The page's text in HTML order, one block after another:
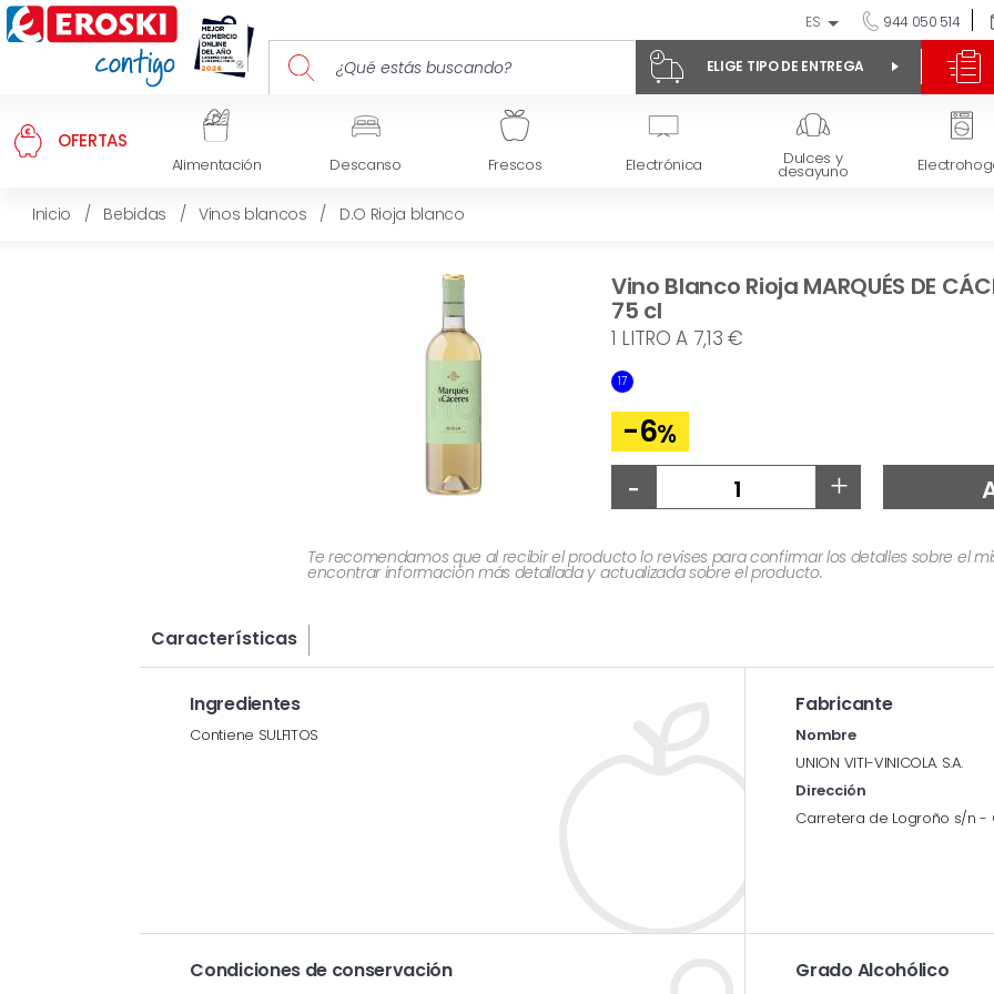
ES 944 050 514
ELIGE TIPO DE ENTREGA
OFERTAS
Alimentación Descanso Frescos Electrónica Dulces y
desayuno
Inicio / Bebidas / Vinos blancos / D.O Rioja blanco
Vino Blanco Rioja MARQUÉS DE
75 cl
17
-6%
1 LITRO A 7,13 €
- +
Te recomendamos que al recibir el producto lo revises para confirmar los detalles sobre el
encontrar información más detallada y actualizada sobre el producto.
Características
Ingredientes
Contiene SULFITOS
Fabricante
Nombre
UNION VITI-VINICOLA. S.A.
Dirección
Carretera de Logroño s/n -
Condiciones de conservación Grado Alcohólico